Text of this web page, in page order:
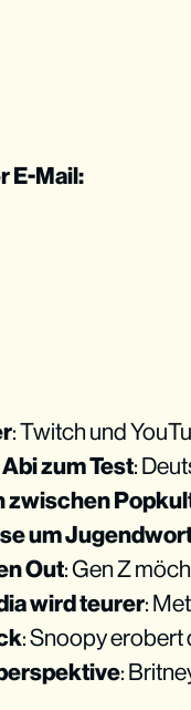
E-Mail:
: Twitch und
zum Test:
zwischen
um
Out: Gen Z
wird teurer:
: Snoopy erobert
: